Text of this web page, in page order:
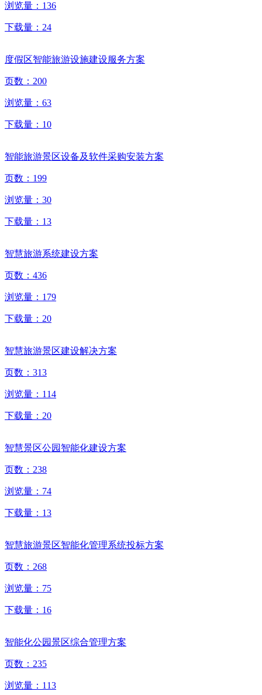
浏览量： 136
下载量： 24
度假区智能旅游设施建设服务方案
页数： 200
浏览量： 63
下载量： 10
智能旅游景区设备及软件采购安装方案
页数： 199
浏览量： 30
下载量： 13
智慧旅游系统建设方案
页数： 436
浏览量： 179
下载量： 20
智慧旅游景区建设解决方案
页数： 313
浏览量： 114
下载量： 20
智慧景区公园智能化建设方案
页数： 238
浏览量： 74
下载量： 13
智慧旅游景区智能化管理系统投标方案
页数： 268
浏览量： 75
下载量： 16
智能化公园景区综合管理方案
页数： 235
浏览量： 113